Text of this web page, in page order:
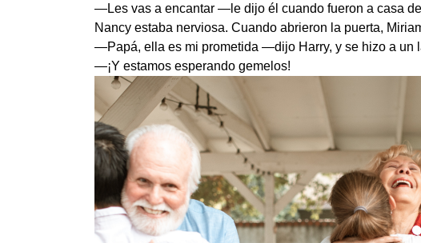
—Les vas a encantar —le dijo él cuando fueron a casa
Nancy estaba nerviosa. Cuando abrieron la puerta,
—Papá, ella es mi prometida —dijo Harry, y se hizo a un
—¡Y estamos esperando gemelos!